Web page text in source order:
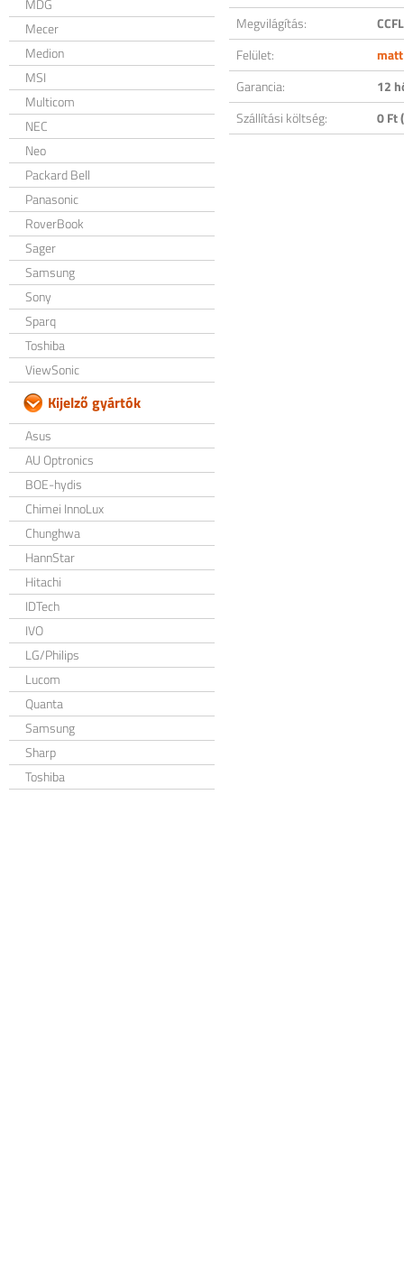
MDG
Mecer
Medion
MSI
Multicom
NEC
Neo
Packard Bell
Panasonic
RoverBook
Sager
Samsung
Sony
Sparq
Toshiba
ViewSonic
Kijelző gyártók
Asus
AU Optronics
BOE-hydis
Chimei InnoLux
Chunghwa
HannStar
Hitachi
IDTech
IVO
LG/Philips
Lucom
Quanta
Samsung
Sharp
Toshiba
Megvilágítás:
CCFL
Felület:
matt
Garancia:
12
Szállítási költség:
0 Ft